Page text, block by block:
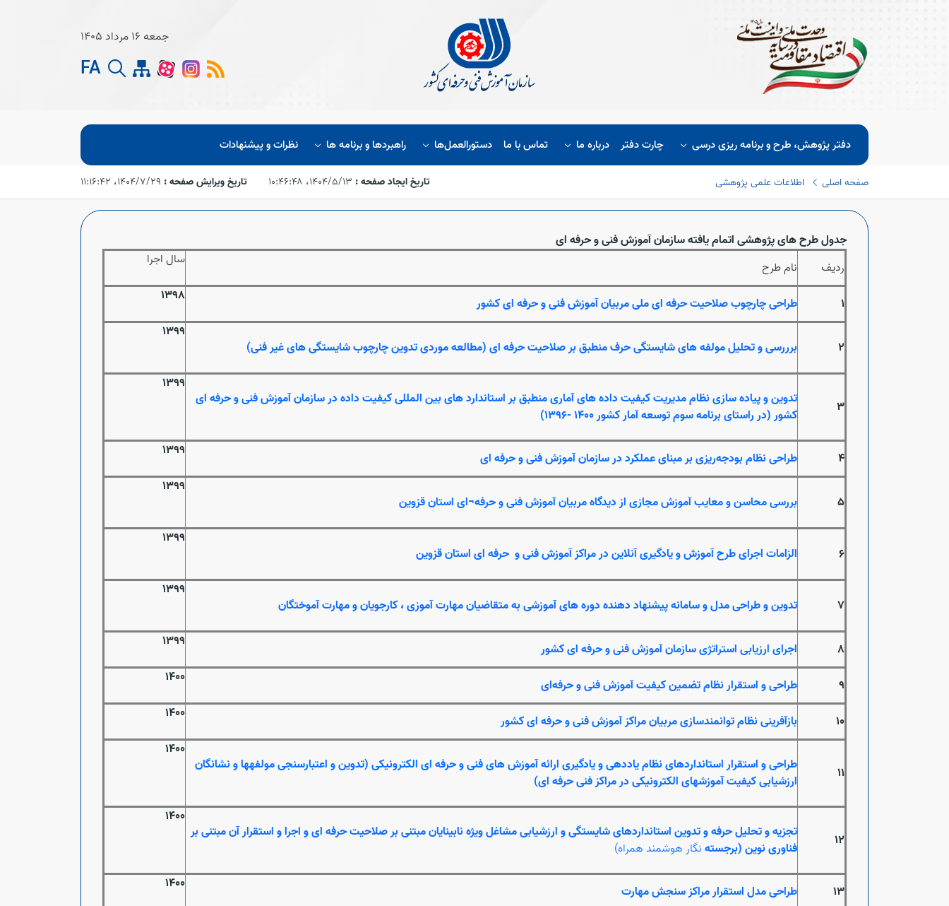
جمعه 16 مرداد 1405
FA
دفتر پژوهش، طرح و برنامه ریزی درسی چارت دفتر درباره ما تماس با ما دستورالعمل‌ها راهبردها و برنامه ها نظرات و پیشنهادات
صفحه اصلی اطلاعات علمی پژوهشی تاریخ ایجاد صفحه : ۱۴۰۴/۵/۱۳،‏ ۱۰:۴۶:۴۸ تاریخ ویرایش صفحه : ۱۴۰۴/۷/۲۹،‏ ۱۱:۱۶:۴۲
جدول طرح های پژوهشی اتمام یافته سازمان آموزش فنی و حرفه ای
ردیف
نام طرح سال اجرا
1 طراحی چارچوب صلاحیت حرفه ای ملی مربیان آموزش فنی و حرفه ای کشور 1398
2 برررسی وتحلیلمولفه های شایستگی حرف منطبق بر صلاحیت حرفه ای (مطالعه موردی تدوین چارچوب شایستگی های غیر فنی)
1399
3
تدوین و پیاده سازی نظام مدیریت کیفیت داده های آماری منطبق بر استاندارد های بین المللی کیفیت داده در سازمان آموزش فنی و حرفه ای
کشور (در راستای برنامه سوم توسعه آمار کشور 1400 -1396)
1399
4 طراحی نظام بودجه‌ریزی بر مبنای عملکرد در سازمان آموزش فنی و حرفه ای 1399
5 بررسی محاسن و معایب آموزش مجازی از دیدگاه مربیان آموزش فنی و حرفه¬ای استان قزوین
1399
6 الزامات اجرای طرح آموزش و یادگیری آنلاین در مراکز آموزش فنی و حرفه ای استان قزوین
1399
7 تدوین و طراحی مدل و سامانه پیشنهاد دهنده دوره های آموزشی به متقاضیان مهارت آموزی ، کارجویان و مهارت آموختگان
1399
8 اجرای ارزیابی استراتژی سازمان آموزش فنی و حرفه ای کشور 1399
9 طراحی و استقرار نظام تضمین کیفیت آموزش فنی و حرفه‌ای 1400
10 بازآفرینی نظام توانمندسازی مربیان مراکز آموزش فنی و حرفه ای کشور 1400
11
طراحی و استقرار استانداردهای نظام یاددهی و یادگیری ارائه آموزش های فنی و حرفه ای الکترونیکی (تدوین و اعتبارسنجی مولفه‏ها و نشانگان
ارزشیابی کیفیت آموزش‏های الکترونیکی در مراکز فنی حرفه ‏ای)
1400
12
تجزیه و تحلیل حرفه و تدوین استانداردهای شایستگی و ارزشیابی مشاغل ویژه نابینایان مبتنی بر صلاحیت حرفه ای و اجرا و استقرار آن مبتنی بر
فناوری نوین (برجستهنگار هوشمند همراه)
1400
13 طراحی مدل استقرار مراکز سنجش مهارت 1400